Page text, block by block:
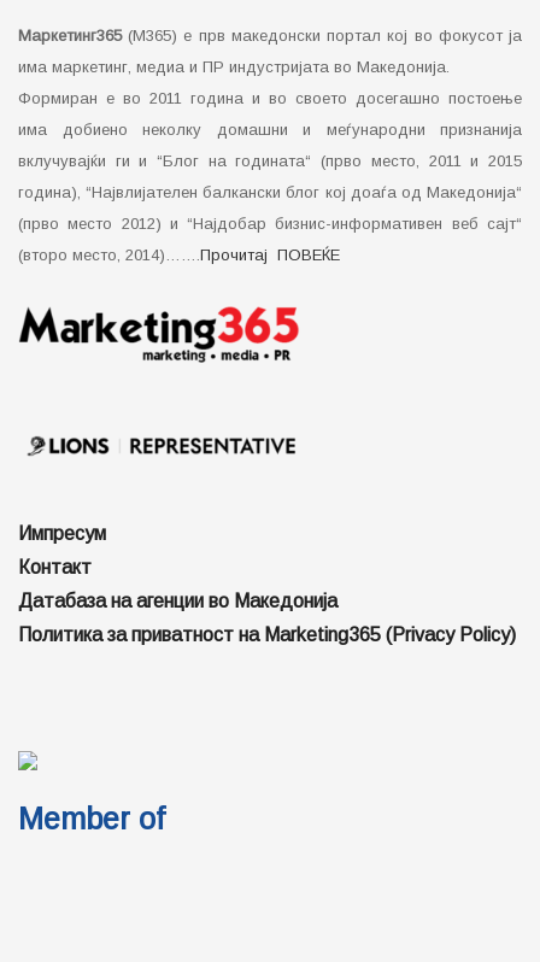
Маркетинг365(М365) е прв македонски портал кој во фокусот ја
има маркетинг, медиа и ПР индустријата во Македонија.
Формиран е во 2011 година и во своето досегашно постоење
има добиено неколку домашни и меѓународни признанија
вклучувајќи ги и “Блог на годината“ (прво место, 2011 и 2015
година), “Највлијателен балкански блог кој доаѓа од Македонија“
(прво место 2012) и “Најдобар бизнис-информативен веб сајт“
(второ место, 2014)…….Прочитај ПОВЕЌЕ
Импресум
Контакт
Датабаза на агенции во Македонија
Политика за приватност на Marketing365 (Privacy Policy)
Member of